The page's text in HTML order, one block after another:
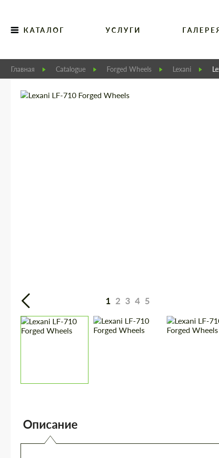
КАТАЛОГ УСЛУГИ
Главная Catalogue Forged Wheels Lexani
1 2 3 4 5
Описание